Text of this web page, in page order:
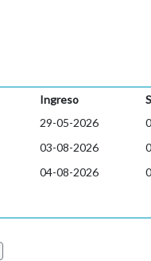
Ingreso
29-05-2026
03-08-2026
04-08-2026